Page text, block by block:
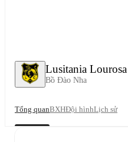
Lusitania Lourosa
Bồ Đào Nha
Tổng quanBXHĐội hìnhLịch sử